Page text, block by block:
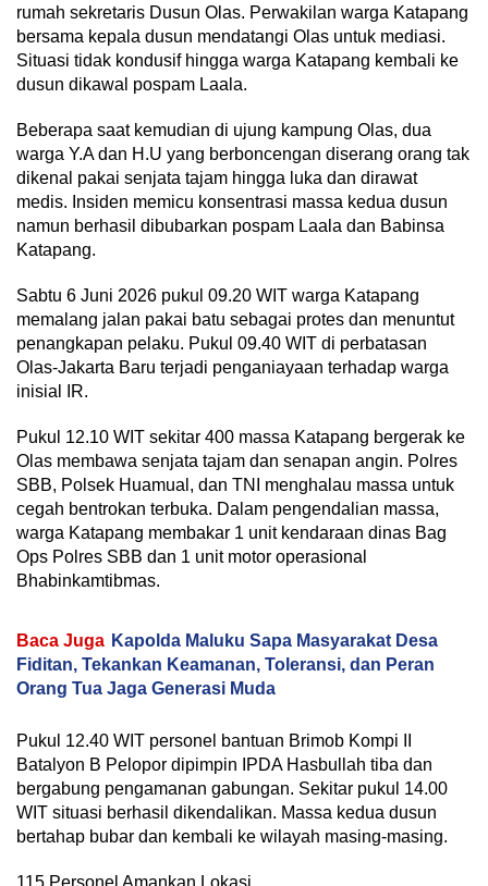
rumah sekretaris Dusun Olas. Perwakilan warga Katapang
bersama kepala dusun mendatangi Olas untuk mediasi.
Situasi tidak kondusif hingga warga Katapang kembali ke
dusun dikawal pospam Laala.
Beberapa saat kemudian di ujung kampung Olas, dua
warga Y.A dan H.U yang berboncengan diserang orang tak
dikenal pakai senjata tajam hingga luka dan dirawat
medis. Insiden memicu konsentrasi massa kedua dusun
namun berhasil dibubarkan pospam Laala dan Babinsa
Katapang.
Sabtu 6 Juni 2026 pukul 09.20 WIT warga Katapang
memalang jalan pakai batu sebagai protes dan menuntut
penangkapan pelaku. Pukul 09.40 WIT di perbatasan
Olas-Jakarta Baru terjadi penganiayaan terhadap warga
inisial IR.
Pukul 12.10 WIT sekitar 400 massa Katapang bergerak ke
Olas membawa senjata tajam dan senapan angin. Polres
SBB, Polsek Huamual, dan TNI menghalau massa untuk
cegah bentrokan terbuka. Dalam pengendalian massa,
warga Katapang membakar 1 unit kendaraan dinas Bag
Ops Polres SBB dan 1 unit motor operasional
Bhabinkamtibmas.
Baca Juga Kapolda Maluku Sapa Masyarakat Desa
Fiditan, Tekankan Keamanan, Toleransi, dan Peran
Orang Tua Jaga Generasi Muda
Pukul 12.40 WIT personel bantuan Brimob Kompi II
Batalyon B Pelopor dipimpin IPDA Hasbullah tiba dan
bergabung pengamanan gabungan. Sekitar pukul 14.00
WIT situasi berhasil dikendalikan. Massa kedua dusun
bertahap bubar dan kembali ke wilayah masing-masing.
115 Personel Amankan Lokasi